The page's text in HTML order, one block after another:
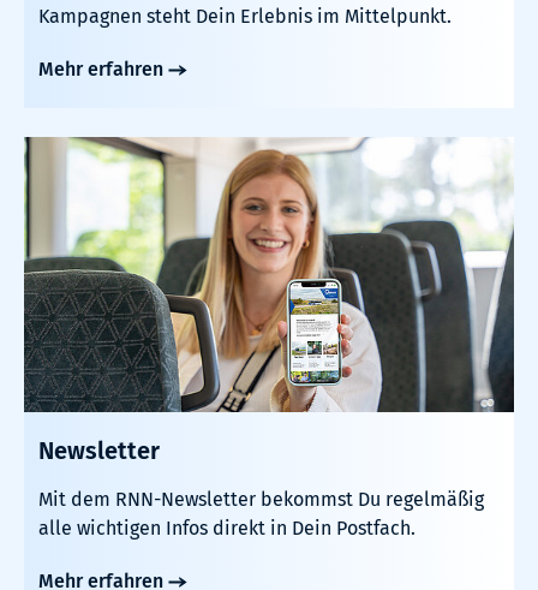
Kampagnen steht Dein Erlebnis im Mittelpunkt.
Mehr erfahren
Newsletter
Mit dem RNN-Newsletter bekommst Du regelmäßig
alle wichtigen Infos direkt in Dein Postfach.
Mehr erfahren